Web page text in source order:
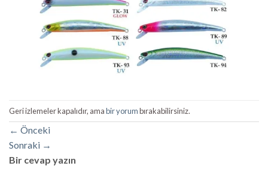
Geri izlemeler kapalıdır, amabir yorumbırakabilirsiniz.
← Önceki
Sonraki →
Bir cevap yazın